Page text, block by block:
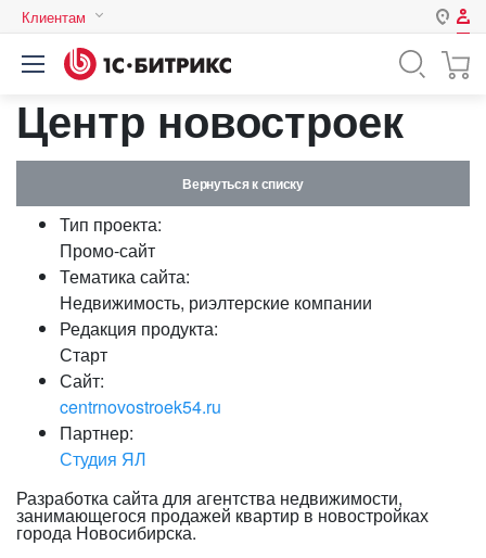
Клиентам
Казахстан
Авторизация
Логин
Запомнить меня на этом
Центр новостроек
Вернуться к списку
Тип проекта:
Промо-сайт
Тематика сайта:
Недвижимость, риэлтерские компании
Редакция продукта:
Старт
Сайт:
centrnovostroek54.ru
Партнер:
Студия ЯЛ
Разработка сайта для агентства недвижимости,
занимающегося продажей квартир в новостройках
города Новосибирска.